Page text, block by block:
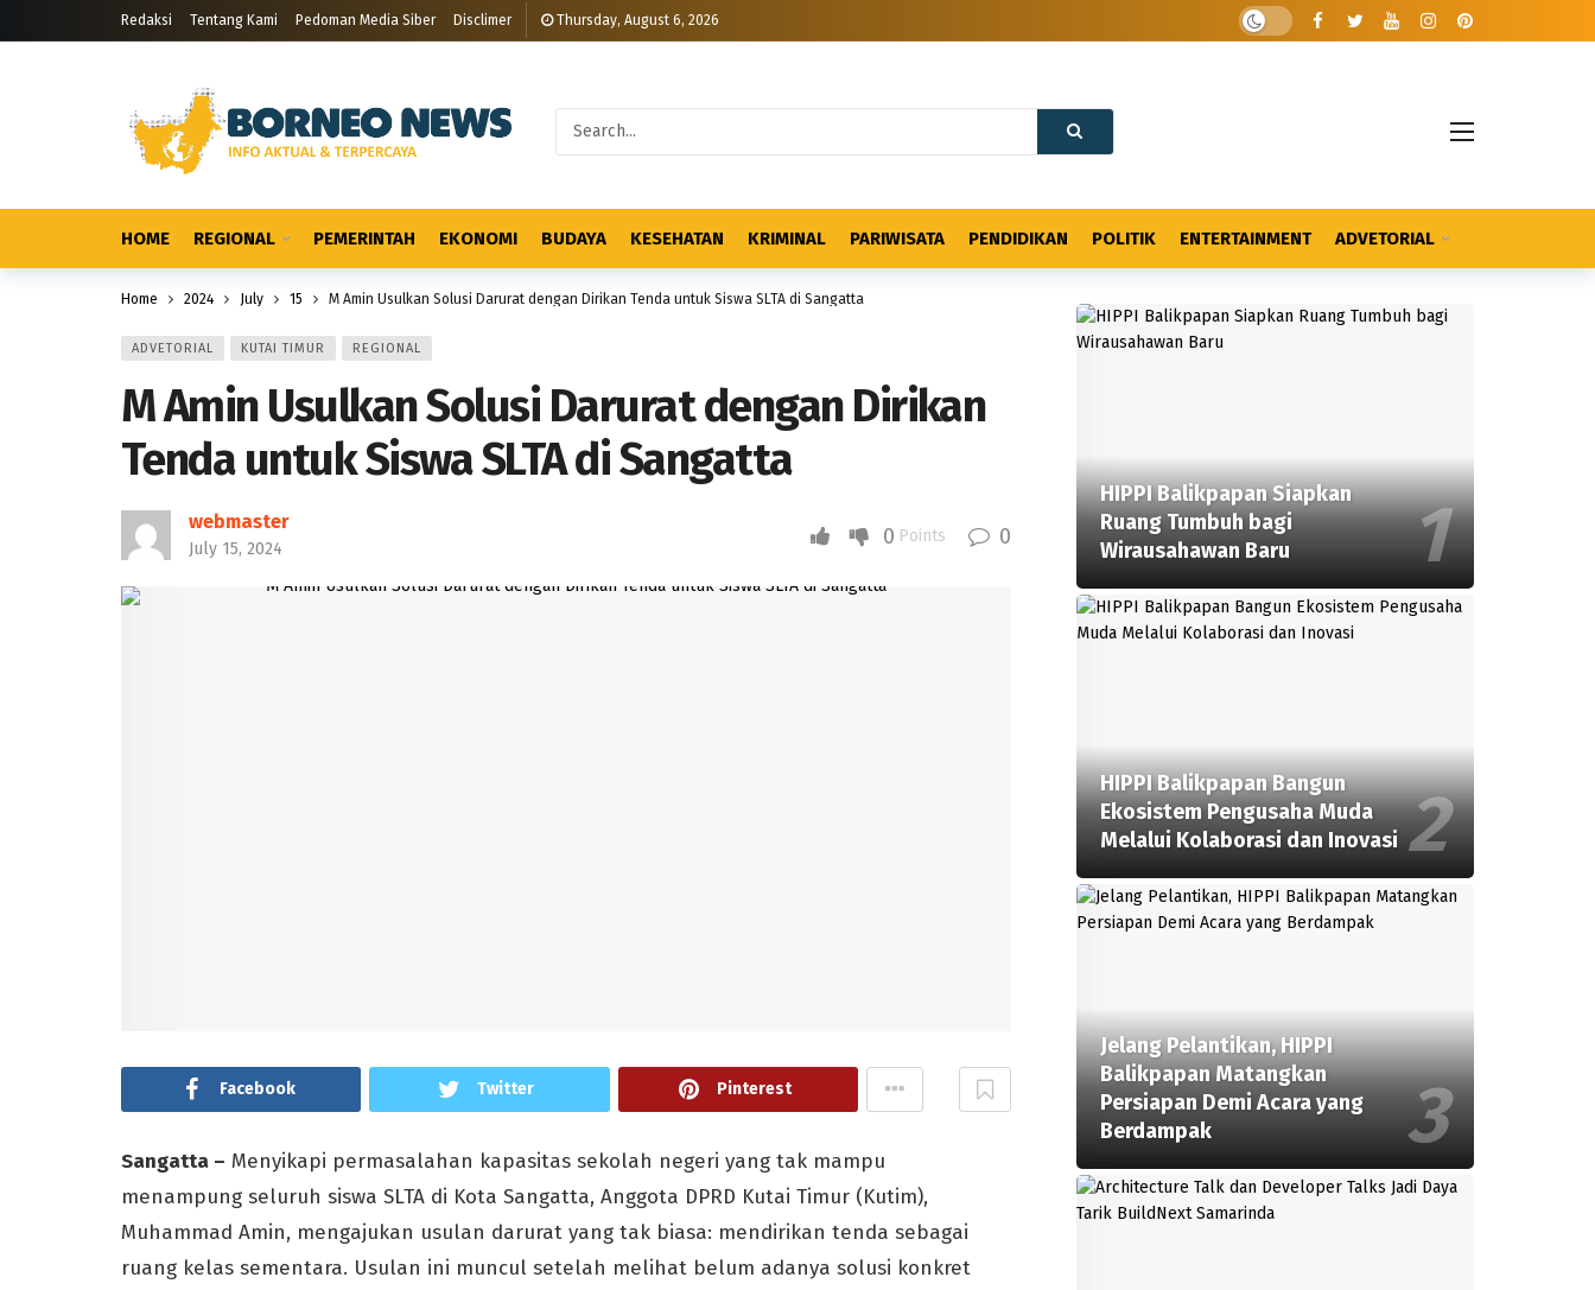
Redaksi Tentang Kami Pedoman Media Siber Disclimer Thursday, August 6, 2026
HOME REGIONAL PEMERINTAH EKONOMI BUDAYA KESEHATAN KRIMINAL PARIWISATA PENDIDIKAN POLITIK ENTERTAINMENT ADVETORIAL
Home 2024 July 15 M Amin Usulkan Solusi Darurat dengan Dirikan Tenda untuk Siswa SLTA di Sangatta
ADVETORIAL KUTAI TIMUR REGIONAL
M Amin Usulkan Solusi Darurat dengan Dirikan
Tenda untuk Siswa SLTA di Sangatta
webmaster
July 15, 2024 0 Points 0
Facebook Twitter Pinterest
Sangatta – Menyikapi permasalahan kapasitas sekolah negeri yang tak mampu
menampung seluruh siswa SLTA di Kota Sangatta, Anggota DPRD Kutai Timur (Kutim),
Muhammad Amin, mengajukan usulan darurat yang tak biasa: mendirikan tenda sebagai
ruang kelas sementara. Usulan ini muncul setelah melihat belum adanya solusi konkret
HIPPI Balikpapan Siapkan
Ruang Tumbuh bagi
Wirausahawan Baru
HIPPI Balikpapan Bangun
Ekosistem Pengusaha Muda
Melalui Kolaborasi dan Inovasi
Jelang Pelantikan, HIPPI
Balikpapan Matangkan
Persiapan Demi Acara yang
Berdampak